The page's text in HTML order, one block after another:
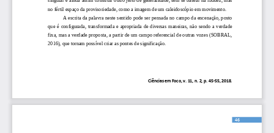
Ciências em Foco, v. 11, n. 2, p. 45-55, 2018.
no fértil espaço da provisoriedade, como a imagem de um caleidoscópio em movimento.
A escrita da palavra neste sentido pode ser pensada no campo da encenação, posto
que  é  configurada,  transformada  e  apropriada  de  diversas  maneiras,  não  sendo  a  verdade
fixa, mas a verdade proposta, a partir de um campo referencial de outras vozes (SOBRAL,
2016), que tornam possível criar as pontes de significação.
46